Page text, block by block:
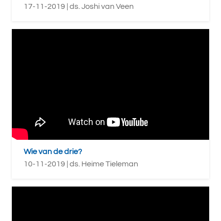
17-11-2019 | ds. Joshi van Veen
Wie van de drie?
10-11-2019 | ds. Heime Tieleman